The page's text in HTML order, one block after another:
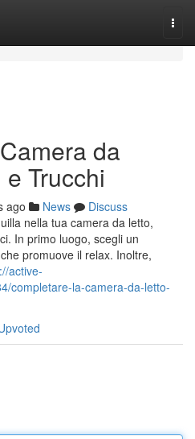
da
Trucchi
ago News
Discuss
nella tua camera da letto,
In primo luogo, scegli un
promuove il relax. Inoltre,
active-
completare-la-camera-da-letto-